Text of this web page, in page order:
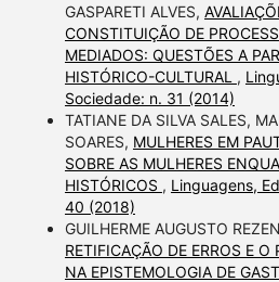
GASPARETI ALVES,
CONSTITUIÇÃO DE
MEDIADOS: QUESTÕES A
HISTÓRICO-CULTURAL ,
Sociedade: n. 31 (2014)
TATIANE DA SILVA SALES,
SOARES, MULHERES EM
SOBRE AS MULHERES
HISTÓRICOS , Linguagens,
40 (2018)
GUILHERME AUGUSTO
RETIFICAÇÃO DE ERROS E O
NA EPISTEMOLOGIA DE